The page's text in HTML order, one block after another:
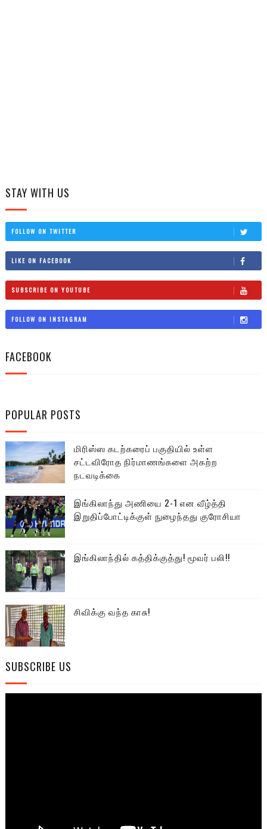
STAY WITH US
FOLLOW ON TWITTER
LIKE ON FACEBOOK
SUBSCRIBE ON YOUTUBE
FOLLOW ON INSTAGRAM
FACEBOOK
POPULAR POSTS
மிரிஸ்ஸ கடற்கரைப் பகுதியில் உள்ள
சட்டவிரோத நிர்மாணங்களை அகற்ற
நடவடிக்கை
இங்கிலாந்து அணியை 2-1 என வீழ்த்தி
இறுதிப்போட்டிக்குள் நுழைந்தது குரோசியா
இங்கிலாந்தில் கத்திக்குத்து! மூவர் பலி!!
சிவிக்கு வந்த காசு!
SUBSCRIBE US